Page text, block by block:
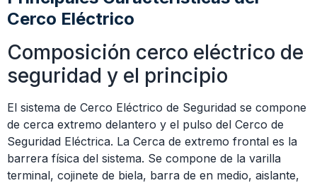
Cerco Eléctrico
Composición cerco eléctrico de
seguridad y el principio
El sistema de Cerco Eléctrico de Seguridad se compone
de cerca extremo delantero y el pulso del Cerco de
Seguridad Eléctrica. La Cerca de extremo frontal es la
barrera física del sistema. Se compone de la varilla
terminal, cojinete de biela, barra de en medio, aislante,